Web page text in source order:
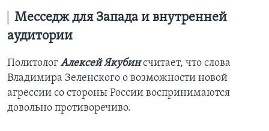
Месседж для Запада и внутренней
аудитории
Политолог Алексей Якубинсчитает, что слова
Владимира Зеленского о возможности новой
агрессии со стороны России воспринимаются
довольно противоречиво.